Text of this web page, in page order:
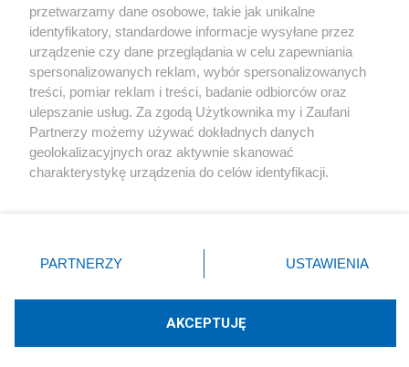
Kultura
X Facebook Instagram Youtube
Technologię dostarcza:W3media.pl
przetwarzamy dane osobowe, takie jak unikalne
identyfikatory, standardowe informacje wysyłane przez
urządzenie czy dane przeglądania w celu zapewniania
spersonalizowanych reklam, wybór spersonalizowanych
treści, pomiar reklam i treści, badanie odbiorców oraz
ulepszanie usług. Za zgodą Użytkownika my i Zaufani
Partnerzy możemy używać dokładnych danych
geolokalizacyjnych oraz aktywnie skanować
charakterystykę urządzenia do celów identyfikacji.
zmienić/wycofać klikając przycisk ustawień prywatności
znajdujący się w lewym dolnym rogu strony
rodzaje przetwarzania danych nie wymagają zgody
użytkownika, ale masz prawo sprzeciwić się takiemu
PARTNERZY USTAWIENIA
AKCEPTUJĘ